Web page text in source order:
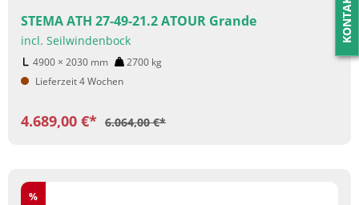
STEMA ATH 27-49-21.2 ATOUR Grande
incl. Seilwindenbock
4900 × 2030 mm 2700 kg
Lieferzeit 4 Wochen
4.689,00 €* 6.064,00 €*
Rabatt
%
KONTAKT